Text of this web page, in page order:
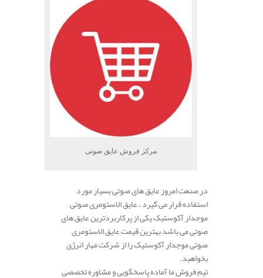
مرکز فروش عایق صوتی
در صنعت امروز عایق های صوتی بسیار مورد
استفاده قرار می گیرد ، عایق الاستومری صوتی
موجدار آکوستیک یکی از پرکاربردترین عایق های
صوتی می باشد بهترین قیمت عایق الاستومری
صوتی موجدار آکوستیک را از شرکت مهار انرژی
بخواهید.
تیم فروش ما آماده پاسخگویی و مشاوره تخصصی